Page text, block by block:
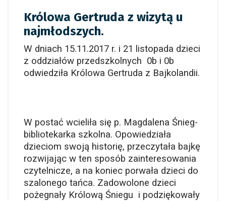
Królowa Gertruda z wizytą u
najmłodszych.
W dniach 15.11.2017 r. i 21 listopada dzieci
z oddziałów przedszkolnych 0b i 0b
odwiedziła Królowa Gertruda z Bajkolandii.
W postać wcieliła się p. Magdalena Śnieg-
bibliotekarka szkolna. Opowiedziała
dzieciom swoją historię, przeczytała bajkę
rozwijając w ten sposób zainteresowania
czytelnicze, a na koniec porwała dzieci do
szalonego tańca. Zadowolone dzieci
pożegnały Królową Śniegu i podziękowały